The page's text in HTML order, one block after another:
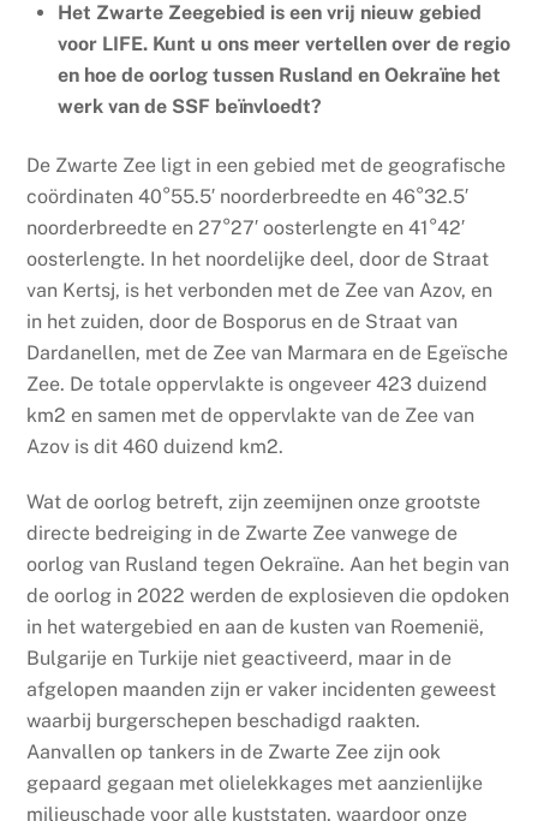
Het Zwarte Zeegebied is een vrij nieuw gebied
voor LIFE. Kunt u ons meer vertellen over de regio
en hoe de oorlog tussen Rusland en Oekraïne het
werk van de SSF beïnvloedt?
De Zwarte Zee ligt in een gebied met de geografische
coördinaten 40°55.5′ noorderbreedte en 46°32.5′
noorderbreedte en 27°27′ oosterlengte en 41°42′
oosterlengte. In het noordelijke deel, door de Straat
van Kertsj, is het verbonden met de Zee van Azov, en
in het zuiden, door de Bosporus en de Straat van
Dardanellen, met de Zee van Marmara en de Egeïsche
Zee. De totale oppervlakte is ongeveer 423 duizend
km2 en samen met de oppervlakte van de Zee van
Azov is dit 460 duizend km2.
Wat de oorlog betreft, zijn zeemijnen onze grootste
directe bedreiging in de Zwarte Zee vanwege de
oorlog van Rusland tegen Oekraïne. Aan het begin van
de oorlog in 2022 werden de explosieven die opdoken
in het watergebied en aan de kusten van Roemenië,
Bulgarije en Turkije niet geactiveerd, maar in de
afgelopen maanden zijn er vaker incidenten geweest
waarbij burgerschepen beschadigd raakten.
Aanvallen op tankers in de Zwarte Zee zijn ook
gepaard gegaan met olielekkages met aanzienlijke
milieuschade voor alle kuststaten, waardoor onze